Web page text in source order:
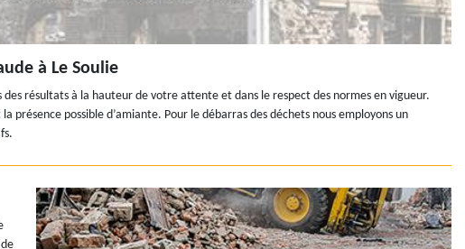
à Le Soulie
résultats à la hauteur de votre attente et dans le respect des normes en vigueur.
possible d’amiante. Pour le débarras des déchets nous employons un